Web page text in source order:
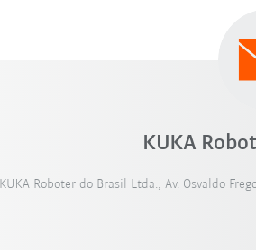
KUKA
KUKA Roboter do Brasil Ltda., Av. Osvaldo